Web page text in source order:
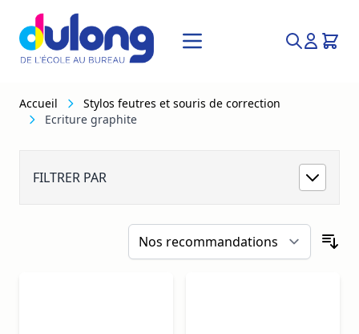
Allez au contenu
Rechercher
Accueil
Stylos feutres et souris de correction
Ecriture graphite
Ecriture graphite
FILTRER PAR